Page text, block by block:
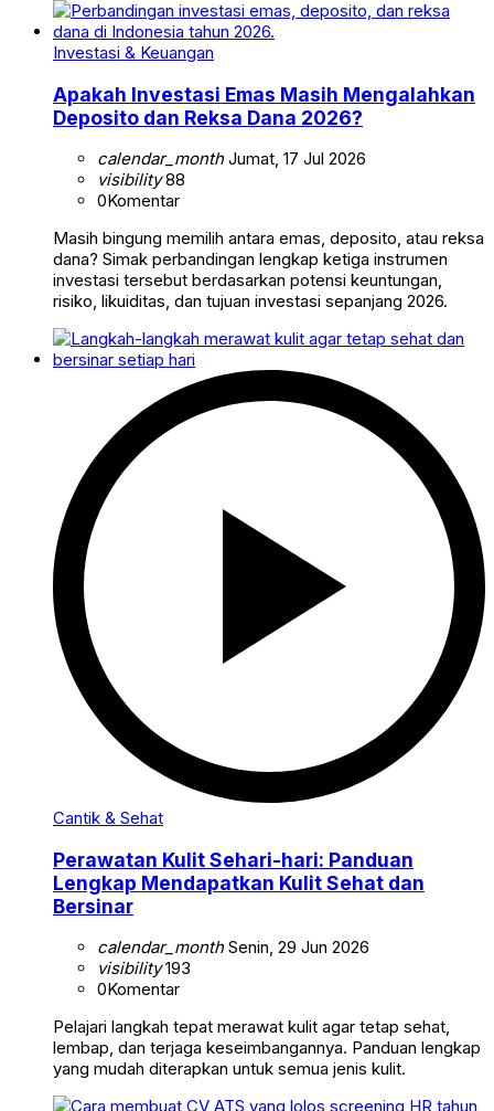
Investasi & Keuangan
Apakah Investasi Emas Masih Mengalahkan
Deposito dan Reksa Dana 2026?
calendar_monthJumat, 17 Jul 2026
visibility88
0Komentar
Masih bingung memilih antara emas, deposito, atau reksa
dana? Simak perbandingan lengkap ketiga instrumen
investasi tersebut berdasarkan potensi keuntungan,
risiko, likuiditas, dan tujuan investasi sepanjang 2026.
Cantik & Sehat
Perawatan Kulit Sehari-hari: Panduan
Lengkap Mendapatkan Kulit Sehat dan
Bersinar
calendar_monthSenin, 29 Jun 2026
visibility193
0Komentar
Pelajari langkah tepat merawat kulit agar tetap sehat,
lembap, dan terjaga keseimbangannya. Panduan lengkap
yang mudah diterapkan untuk semua jenis kulit.